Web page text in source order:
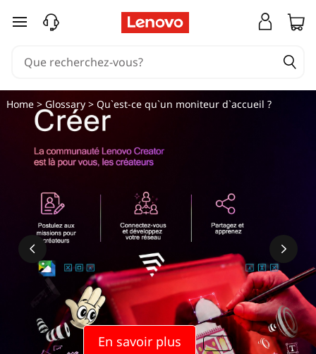
passer au contenu principal
En savoir plus
Home> Glossary> Qu`est-ce qu`un moniteur d`accueil ?